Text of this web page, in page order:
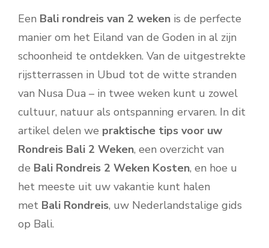
Een Bali rondreis van 2 weken is de perfecte
manier om het Eiland van de Goden in al zijn
schoonheid te ontdekken. Van de uitgestrekte
rijstterrassen in Ubud tot de witte stranden
van Nusa Dua – in twee weken kunt u zowel
cultuur, natuur als ontspanning ervaren. In dit
artikel delen we praktische tips voor uw
Rondreis Bali 2 Weken, een overzicht van
de Bali Rondreis 2 Weken Kosten, en hoe u
het meeste uit uw vakantie kunt halen
met Bali Rondreis, uw Nederlandstalige gids
op Bali.